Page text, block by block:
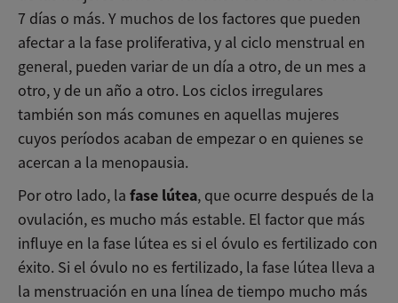
7 días o más. Y muchos de los factores que pueden
afectar a la fase proliferativa, y al ciclo menstrual en
general, pueden variar de un día a otro, de un mes a
otro, y de un año a otro. Los ciclos irregulares
también son más comunes en aquellas mujeres
cuyos períodos acaban de empezar o en quienes se
acercan a la menopausia.
Por otro lado, la fase lútea, que ocurre después de la
ovulación, es mucho más estable. El factor que más
influye en la fase lútea es si el óvulo es fertilizado con
éxito. Si el óvulo no es fertilizado, la fase lútea lleva a
la menstruación en una línea de tiempo mucho más